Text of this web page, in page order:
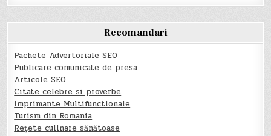
Recomandari
Pachete Advertoriale SEO
Publicare comunicate de presa
Articole SEO
Citate celebre si proverbe
Imprimante Multifunctionale
Turism din Romania
Rețete culinare sănătoase